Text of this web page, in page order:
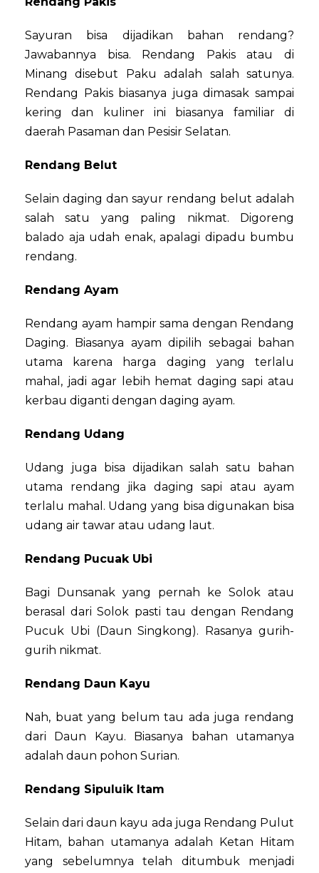
Sayuran bisa dijadikan bahan rendang?
Jawabannya bisa. Rendang Pakis atau di
Minang disebut Paku adalah salah satunya.
Rendang Pakis biasanya juga dimasak sampai
kering dan kuliner ini biasanya familiar di
daerah Pasaman dan Pesisir Selatan.
Rendang Belut
Selain daging dan sayur rendang belut adalah
salah satu yang paling nikmat. Digoreng
balado aja udah enak, apalagi dipadu bumbu
rendang.
Rendang Ayam
Rendang ayam hampir sama dengan Rendang
Daging. Biasanya ayam dipilih sebagai bahan
utama karena harga daging yang terlalu
mahal, jadi agar lebih hemat daging sapi atau
kerbau diganti dengan daging ayam.
Rendang Udang
Udang juga bisa dijadikan salah satu bahan
utama rendang jika daging sapi atau ayam
terlalu mahal. Udang yang bisa digunakan bisa
udang air tawar atau udang laut.
Rendang Pucuak Ubi
Bagi Dunsanak yang pernah ke Solok atau
berasal dari Solok pasti tau dengan Rendang
Pucuk Ubi (Daun Singkong). Rasanya gurih-
gurih nikmat.
Rendang Daun Kayu
Nah, buat yang belum tau ada juga rendang
dari Daun Kayu. Biasanya bahan utamanya
adalah daun pohon Surian.
Rendang Sipuluik Itam
Selain dari daun kayu ada juga Rendang Pulut
Hitam, bahan utamanya adalah Ketan Hitam
yang sebelumnya telah ditumbuk menjadi